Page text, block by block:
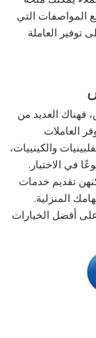
المواصفات التي
توفير العاملة
فهناك العديد من
العاملات
والكينييات،
في الاختيار.
تقديم خدمات
المنزلية.
أفضل الخيارات